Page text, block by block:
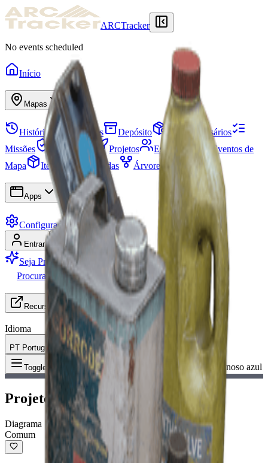
ARCTracker
No events scheduled
Início
Mapas
Histórico de Incursões Depósito
Itens Necessários
Missões
Esconderijo Projetos Esquadrões
Eventos de
Mapa
Itens Temporadas Árvore de Habilidades
Apps
Configurações
Entrar Cadastrar-se
Seja Premium
Procurando Grupo
Recursos
Idioma
PT Português
Toggle Menu Item Projeto de bastão luminoso azul
Projeto de bastão luminoso azul
Diagrama
Comum